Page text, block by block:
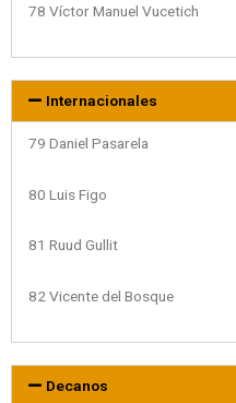
78 Víctor Manuel Vucetich
Internacionales
79 Daniel Pasarela
80 Luis Figo
81 Ruud Gullit
82 Vicente del Bosque
Decanos